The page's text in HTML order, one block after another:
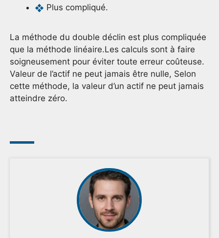
Plus compliqué.
La méthode du double déclin est plus compliquée
que la méthode linéaire.Les calculs sont à faire
soigneusement pour éviter toute erreur coûteuse.
Valeur de l’actif ne peut jamais être nulle, Selon
cette méthode, la valeur d’un actif ne peut jamais
atteindre zéro.